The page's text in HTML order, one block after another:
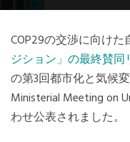
Mexico, Central
Secretariat
Southeast Asia
South America
COP29の交渉に向け
ジション」の最終賛同
の第3回都市化と気候
Ministerial Meeting on
わせ公表されました。